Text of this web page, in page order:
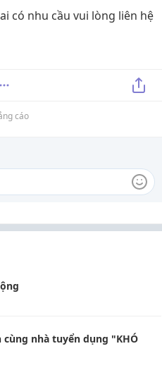
có nhu cầu vui lòng liên hệ
cáo
nhà tuyển dụng "KHÓ